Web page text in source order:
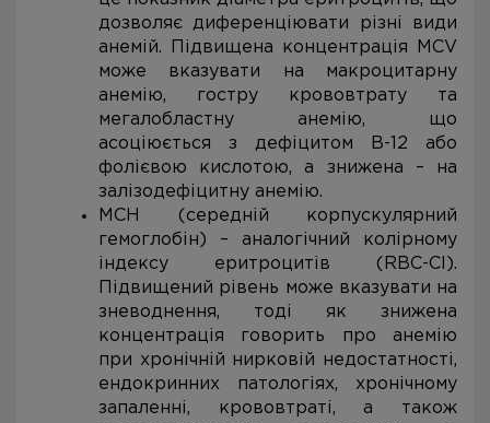
дозволяє диференціювати різні види
анемій. Підвищена концентрація MCV
може вказувати на макроцитарну
анемію, гостру крововтрату та
мегалобластну анемію, що
асоціюється з дефіцитом В-12 або
фолієвою кислотою, а знижена – на
залізодефіцитну анемію.
MCH (середній корпускулярний
гемоглобін) – аналогічний колірному
індексу еритроцитів (RBC-CI).
Підвищений рівень може вказувати на
зневоднення, тоді як знижена
концентрація говорить про анемію
при хронічній нирковій недостатності,
ендокринних патологіях, хронічному
запаленні, крововтраті, а також